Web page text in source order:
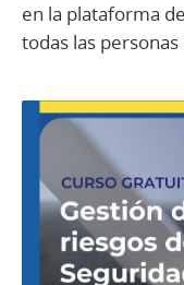
en la plataforma
todas las